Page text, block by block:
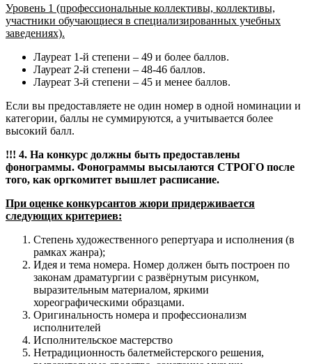
Уровень 1 (профессиональные коллективы, коллективы,
участники обучающиеся в специализированных учебных
заведениях).
Лауреат 1-й степени – 49 и более баллов.
Лауреат 2-й степени – 48-46 баллов.
Лауреат 3-й степени – 45 и менее баллов.
Если вы предоставляете не один номер в одной номинации и
категории, баллы не суммируются, а учитывается более
высокий балл.
!!! 4. На конкурс должны быть предоставлены
фонограммы. Фонограммы высылаются СТРОГО после
того, как оргкомитет вышлет расписание.
При оценке конкурсантов жюри придерживается
следующих критериев:
Степень художественного репертуара и исполнения (в
рамках жанра);
Идея и тема номера. Номер должен быть построен по
законам драматургии с развёрнутым рисунком,
выразительным материалом, яркими
хореографическими образцами.
Оригинальность номера и профессионализм
исполнителей
Исполнительское мастерство
Нетрадиционность балетмейстерского решения,